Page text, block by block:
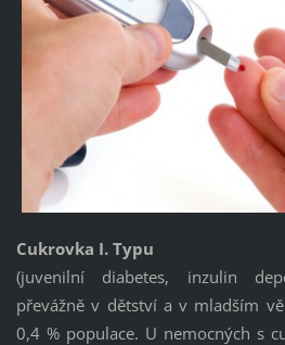
Cukrovka I. Typu
(juvenilní diabetes, inzulin
převážně v dětství a v mladším
0,4 % populace. U nemocných s